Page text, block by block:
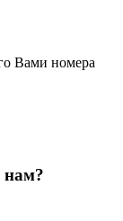
Вами номера
нам?